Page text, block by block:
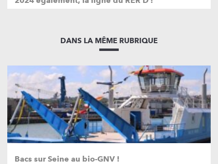
DANS LA MÊME RUBRIQUE
Bacs sur Seine au bio-GNV !